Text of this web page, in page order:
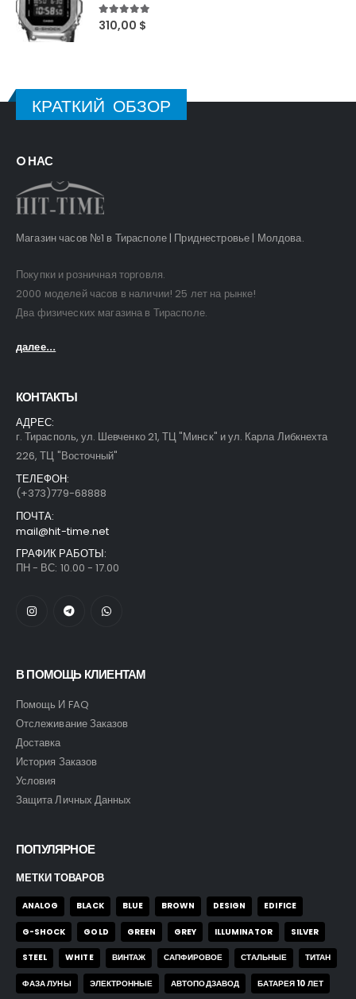
5out of 5
310,00 $
КРАТКИЙ ОБЗОР
O НАС
Магазин часов №1 в Тирасполе | Приднестровье | Молдова.
Покупки и розничная торговля.
2000 моделей часов в наличии! 25 лет на рынке!
Два физических магазина в Тирасполе.
далее...
КОНТАКТЫ
АДРЕС:
г. Тирасполь, ул. Шевченко 21, ТЦ "Минск" и ул. Карла Либкнехта
226, ТЦ "Восточный"
ТЕЛЕФОН:
(+373)779-68888
ПОЧТА:
mail@hit-time.net
ГРАФИК РАБОТЫ:
ПН - ВС: 10.00 - 17.00
В ПОМОЩЬ КЛИЕНТАМ
Помощь И FAQ
Отслеживание Заказов
Доставка
История Заказов
Условия
Защита Личных Данных
ПОПУЛЯРНОЕ
МЕТКИ ТОВАРОВ
ANALOG BLACK BLUE BROWN DESIGN EDIFICE
G-SHOCK GOLD GREEN GREY ILLUMINATOR SILVER
STEEL WHITE ВИНТАЖ САПФИРОВОЕ СТАЛЬНЫЕ ТИТАН
ФАЗА ЛУНЫ ЭЛЕКТРОННЫЕ АВТОПОДЗАВОД БАТАРЕЯ 10 ЛЕТ